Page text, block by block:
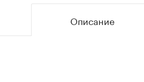
Описание